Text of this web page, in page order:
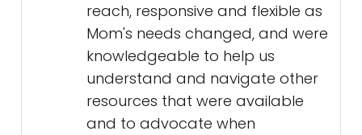
reach, responsive and flexible as
Mom's needs changed, and were
knowledgeable to help us
understand and navigate other
resources that were available
and to advocate when